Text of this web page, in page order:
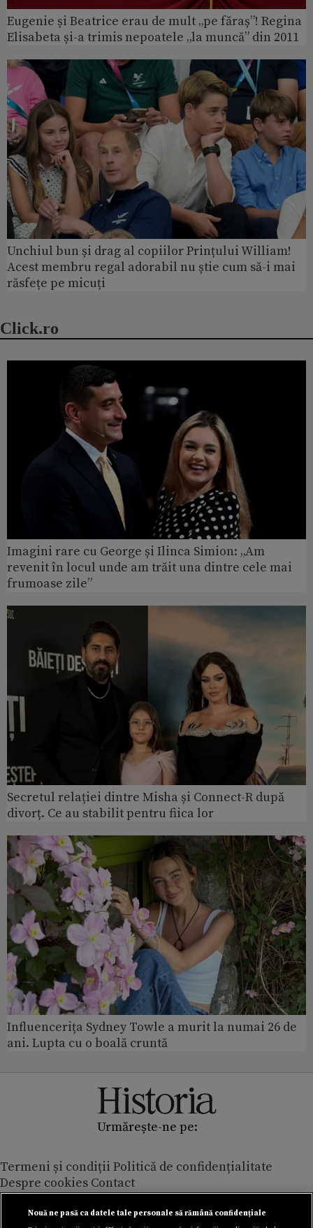
Eugenie și Beatrice erau de mult „pe făraș”! Regina
Elisabeta și-a trimis nepoatele „la muncă” din 2011
Unchiul bun și drag al copiilor Prințului William!
Acest membru regal adorabil nu știe cum să-i mai
răsfețe pe micuți
Click.ro
Imagini rare cu George și Ilinca Simion: „Am
revenit în locul unde am trăit una dintre cele mai
frumoase zile”
Secretul relației dintre Misha și Connect-R după
divorț. Ce au stabilit pentru fiica lor
Influencerița Sydney Towle a murit la numai 26 de
ani. Lupta cu o boală cruntă
Urmărește-ne pe:
Termeni și condiții Politică de confidențialitate
Despre cookies Contact
Modifică preferințe pentru confidențialitate
© Toate drepturile rezervate Adevarul Holding 2026
Nouă ne pasă ca datele tale personale să rămână confidențiale